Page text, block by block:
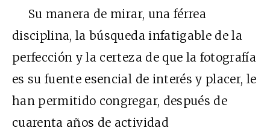
Su manera de mirar, una férrea
disciplina, la búsqueda infatigable de la
perfección y la certeza de que la fotografía
es su fuente esencial de interés y placer, le
han permitido congregar, después de
cuarenta años de actividad